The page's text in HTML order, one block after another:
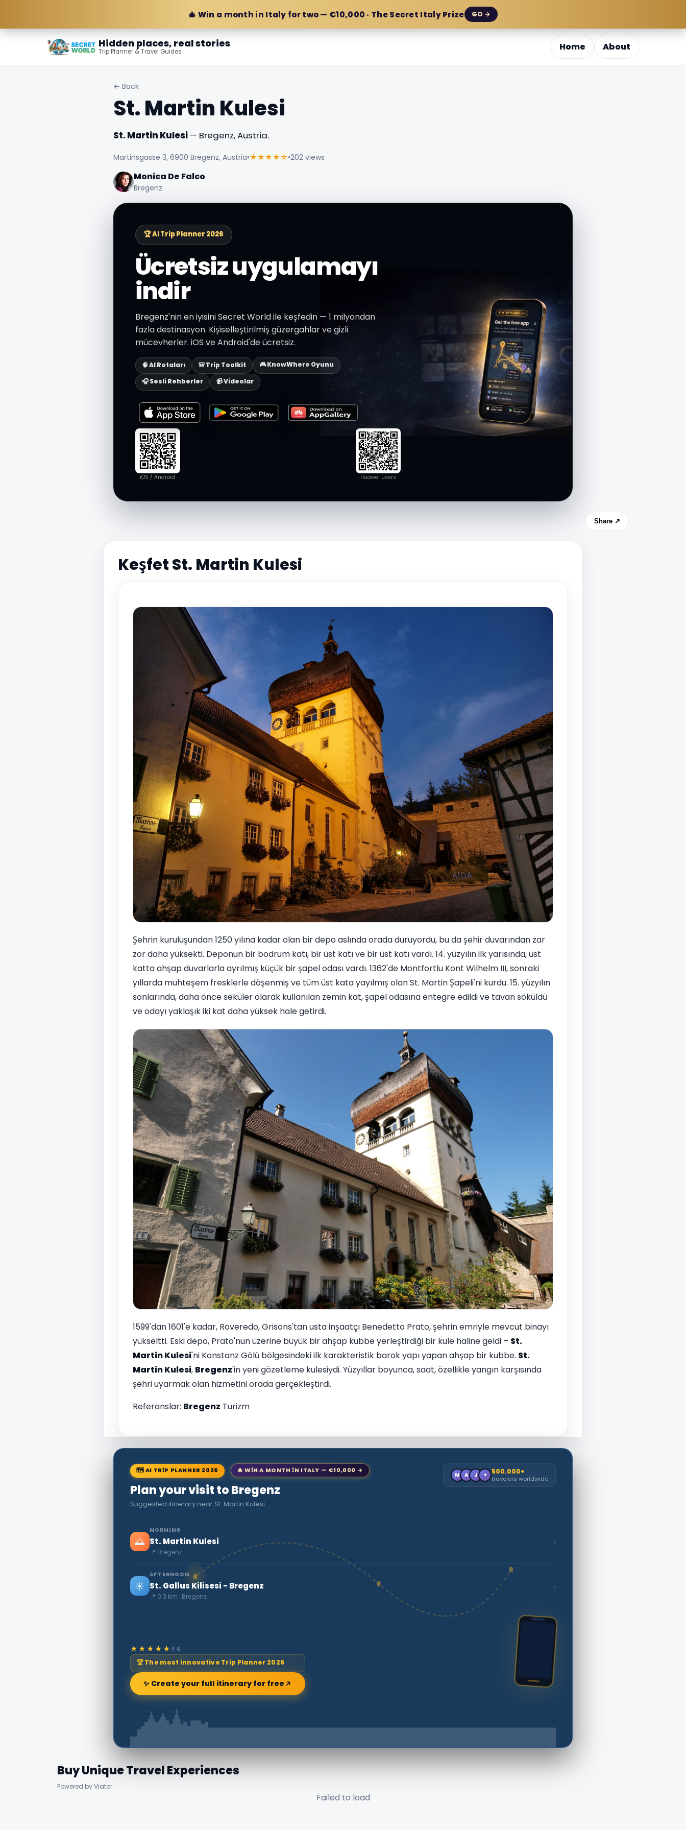
🎄 Win a month in Italy for two — €10,000 · The Secret Italy Prize GO →
Hidden places, real stories
Trip Planner & Travel Guides Home About
← Back
St. Martin Kulesi
St. Martin Kulesi— Bregenz, Austria.
Martinsgasse 3, 6900 Bregenz, Austria•★★★★☆•202 views
Monica De Falco
Bregenz
🏆 AI Trip Planner 2026
Ücretsiz uygulamayı
indir
Bregenz'nin en iyisini Secret World ile keşfedin — 1 milyondan
fazla destinasyon. Kişiselleştirilmiş güzergahlar ve gizli
mücevherler. iOS ve Android'de ücretsiz.
🧠 AI Rotaları 🎒 Trip Toolkit
🎮 KnowWhere Oyunu
🎧 Sesli Rehberler
📹 Videolar
iOS / Android Huawei users
Share ↗
Keşfet St. Martin Kulesi
Şehrin kuruluşundan 1250 yılına kadar olan bir depo aslında orada duruyordu, bu da şehir duvarından zar
zor daha yüksekti. Deponun bir bodrum katı, bir üst katı ve bir üst katı vardı. 14. yüzyılın ilk yarısında, üst
katta ahşap duvarlarla ayrılmış küçük bir şapel odası vardı. 1362'de Montfortlu Kont Wilhelm III, sonraki
yıllarda muhteşem fresklerle döşenmiş ve tüm üst kata yayılmış olan St. Martin Şapeli'ni kurdu. 15. yüzyılın
sonlarında, daha önce seküler olarak kullanılan zemin kat, şapel odasına entegre edildi ve tavan söküldü
ve odayı yaklaşık iki kat daha yüksek hale getirdi.
1599'dan 1601'e kadar, Roveredo, Grisons'tan usta inşaatçı Benedetto Prato, şehrin emriyle mevcut binayı
yükseltti. Eski depo, Prato'nun üzerine büyük bir ahşap kubbe yerleştirdiği bir kule haline geldi – St.
Martin Kulesi'ni Konstanz Gölü bölgesindeki ilk karakteristik barok yapı yapan ahşap bir kubbe. St.
Martin Kulesi, Bregenz'in yeni gözetleme kulesiydi. Yüzyıllar boyunca, saat, özellikle yangın karşısında
şehri uyarmak olan hizmetini orada gerçekleştirdi.
Referanslar: Bregenz Turizm
🗺 AI TRIP PLANNER 2026 🎄 WIN A MONTH IN ITALY — €10,000 →
Plan your visit to Bregenz
Suggested itinerary near St. Martin Kulesi
M A J + 500.000+
travelers worldwide
🌅
MORNING
St. Martin Kulesi
📍 Bregenz
›
☀️
AFTERNOON
St. Gallus Kilisesi - Bregenz
📍 0.3 km · Bregenz
›
★★★★★4.9
🏆 The most innovative Trip Planner 2026
✨ Create your full itinerary for free
Buy Unique Travel Experiences
Powered by Viator
Failed to load